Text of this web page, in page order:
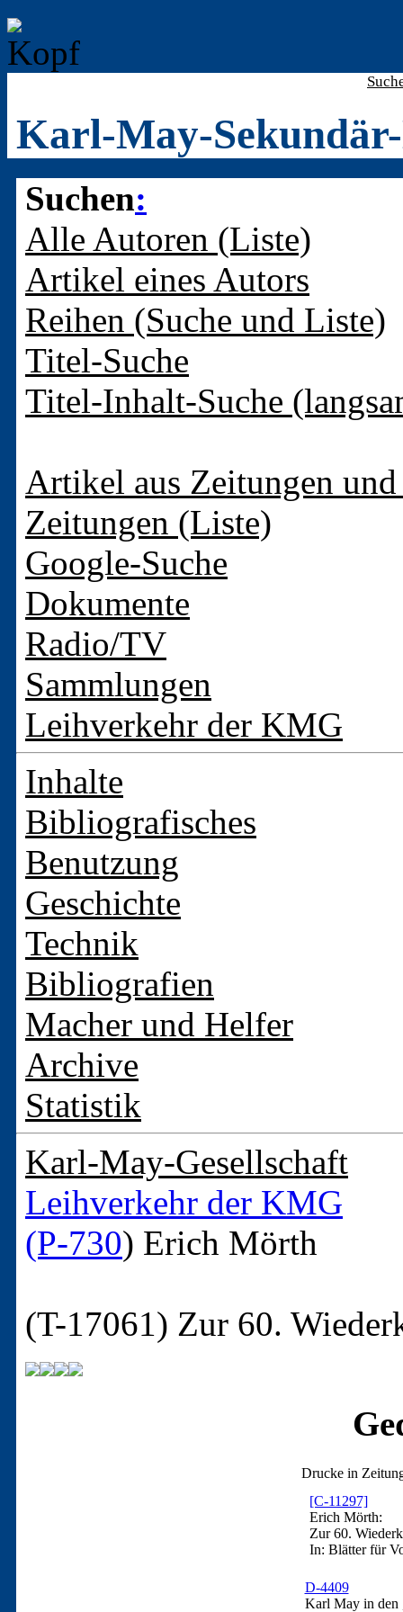
Karl-May-
Suchen:
Alle Autoren (Liste)
Artikel eines Autors
Reihen (Suche und Liste)
Titel-Suche
Titel-Inhalt-Suche
Artikel aus Zeitungen
Zeitungen (Liste)
Google-Suche
Dokumente
Radio/TV
Sammlungen
Leihverkehr der KMG
Inhalte
Bibliografisches
Benutzung
Geschichte
Technik
Bibliografien
Macher und Helfer
Archive
Statistik
Karl-May-Gesellschaft
Leihverkehr der KMG
(P-730) Erich Mörth
(T-17061) Zur 60.
Drucke in
[C-11297]
Erich Mörth:
Zur 60.
In: Blätter für
D-4409
Karl May in den